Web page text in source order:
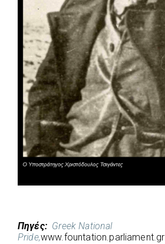
Πηγές: Greek National
Pride,www.fountation.parliament.gr